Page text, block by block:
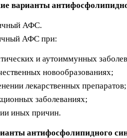
варианты
АФС.
АФС при:
и аутоиммунных
новообразованиях;
лекарственных препаратов;
заболеваниях;
иных причин.
антифосфолипидного